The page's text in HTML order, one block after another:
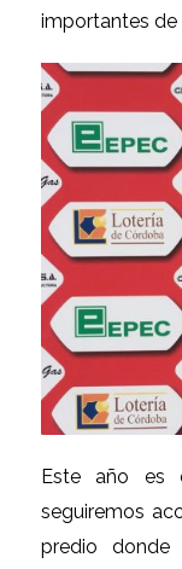
importantes de
Este año es
seguiremos
predio donde